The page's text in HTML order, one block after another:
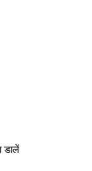
डालें